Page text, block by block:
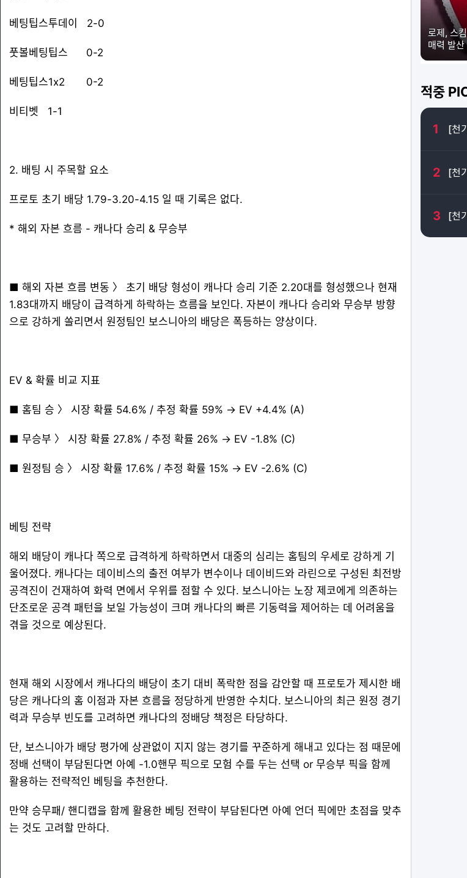
베팅팁스투데이 2-0
풋볼베팅팁스 0-2
베팅팁스1x2 0-2
비티벳 1-1
2. 배팅 시 주목할 요소
프로토 초기 배당 1.79-3.20-4.15 일 때 기록은 없다.
* 해외 자본 흐름 - 캐나다 승리 & 무승부
■ 해외 자본 흐름 변동 〉 초기 배당 형성이 캐나다 승리 기준 2.20대를 형성했으나 현재
1.83대까지 배당이 급격하게 하락하는 흐름을 보인다. 자본이 캐나다 승리와 무승부 방향
으로 강하게 쏠리면서 원정팀인 보스니아의 배당은 폭등하는 양상이다.
EV & 확률 비교 지표
■ 홈팀 승 〉 시장 확률 54.6% / 추정 확률 59% → EV +4.4% (A)
■ 무승부 〉 시장 확률 27.8% / 추정 확률 26% → EV -1.8% (C)
■ 원정팀 승 〉 시장 확률 17.6% / 추정 확률 15% → EV -2.6% (C)
베팅 전략
해외 배당이 캐나다 쪽으로 급격하게 하락하면서 대중의 심리는 홈팀의 우세로 강하게 기
울어졌다. 캐나다는 데이비스의 출전 여부가 변수이나 데이비드와 라린으로 구성된 최전방
공격진이 건재하여 화력 면에서 우위를 점할 수 있다. 보스니아는 노장 제코에게 의존하는
단조로운 공격 패턴을 보일 가능성이 크며 캐나다의 빠른 기동력을 제어하는 데 어려움을
겪을 것으로 예상된다.
현재 해외 시장에서 캐나다의 배당이 초기 대비 폭락한 점을 감안할 때 프로토가 제시한 배
당은 캐나다의 홈 이점과 자본 흐름을 정당하게 반영한 수치다. 보스니아의 최근 원정 경기
력과 무승부 빈도를 고려하면 캐나다의 정배당 책정은 타당하다.
단, 보스니아가 배당 평가에 상관없이 지지 않는 경기를 꾸준하게 해내고 있다는 점 때문에
정배 선택이 부담된다면 아예 -1.0핸무 픽으로 모험 수를 두는 선택 or 무승부 픽을 함께
활용하는 전략적인 베팅을 추천한다.
만약 승무패/ 핸디캡을 함께 활용한 베팅 전략이 부담된다면 아예 언더 픽에만 초점을 맞추
는 것도 고려할 만하다.
로제, 스
매력 발산
적중
1 [천
2 [천
3 [천